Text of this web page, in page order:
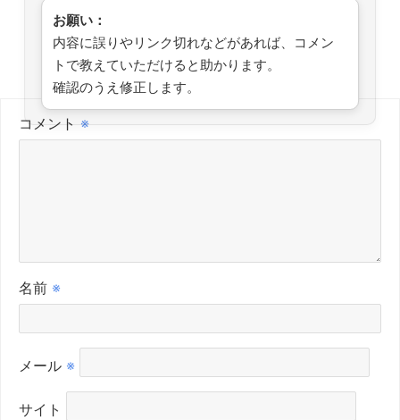
お願い：
内容に誤りやリンク切れなどがあれば、コメン
トで教えていただけると助かります。
確認のうえ修正します。
コメント※
名前 ※
メール ※
サイト